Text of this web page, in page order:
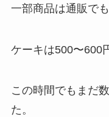
一部商品は通販で
ケーキは500〜600
この時間でもまだ
た。